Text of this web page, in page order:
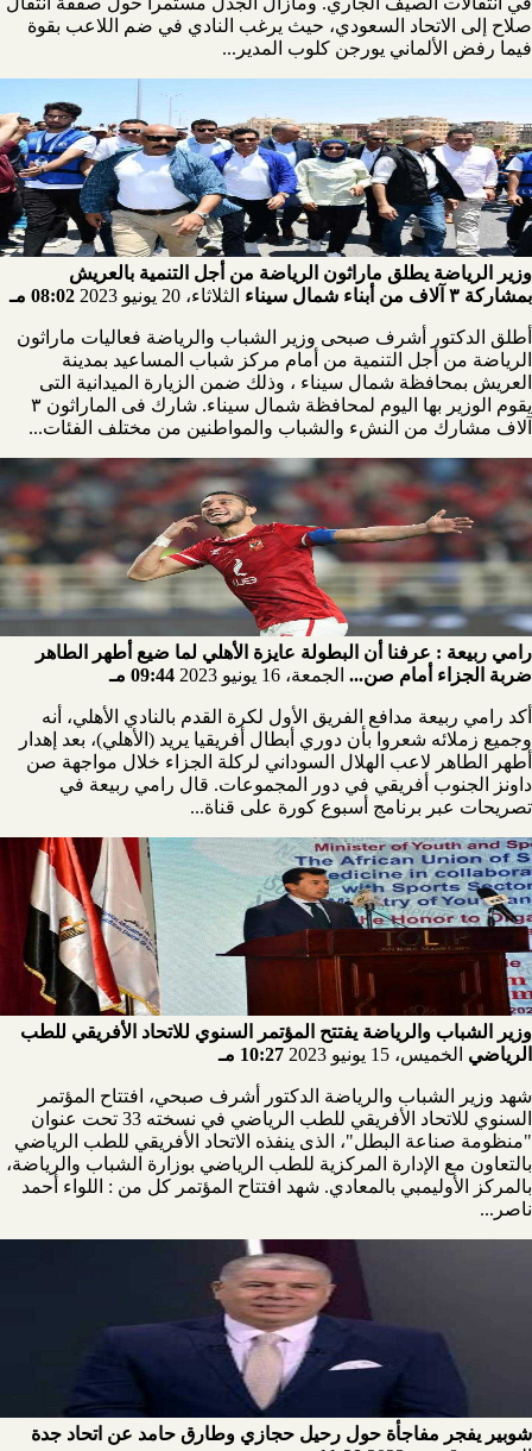
صلاح إلى الاتحاد السعودي، حيث يرغب النادي في ضم اللاعب بقوة
فيما رفض الألماني يورجن كلوب المدير...
وزير الرياضة يطلق ماراثون الرياضة من أجل التنمية بالعريش
بمشاركة ٣ آلاف من أبناء شمال سيناء
الثلاثاء، 20 يونيو 2023 08:02 مـ
أطلق الدكتور أشرف صبحى وزير الشباب والرياضة فعاليات ماراثون
الرياضة من أجل التنمية من أمام مركز شباب المساعيد بمدينة
العريش بمحافظة شمال سيناء ، وذلك ضمن الزيارة الميدانية التى
يقوم الوزير بها اليوم لمحافظة شمال سيناء. شارك فى الماراثون ٣
آلاف مشارك من النشء والشباب والمواطنين من مختلف الفئات...
رامي ربيعة : عرفنا أن البطولة عايزة الأهلي لما ضيع أطهر الطاهر
ضربة الجزاء أمام صن... الجمعة، 16 يونيو 2023 09:44 مـ
أكد رامي ربيعة مدافع الفريق الأول لكرة القدم بالنادي الأهلي، أنه
وجميع زملائه شعروا بأن دوري أبطال أفريقيا يريد (الأهلي)، بعد إهدار
أطهر الطاهر لاعب الهلال السوداني لركلة الجزاء خلال مواجهة صن
داونز الجنوب أفريقي في دور المجموعات. قال رامي ربيعة في
تصريحات عبر برنامج أسبوع كورة على قناة...
وزير الشباب والرياضة يفتتح المؤتمر السنوي للاتحاد الأفريقي للطب
الرياضي الخميس، 15 يونيو 2023 10:27 مـ
شهد وزير الشباب والرياضة الدكتور أشرف صبحي، افتتاح المؤتمر
السنوي للاتحاد الأفريقي للطب الرياضي في نسخته 33 تحت عنوان
"منظومة صناعة البطل"، الذى ينفذه الاتحاد الأفريقي للطب الرياضي
بالتعاون مع الإدارة المركزية للطب الرياضي بوزارة الشباب والرياضة،
بالمركز الأوليمبي بالمعادي. شهد افتتاح المؤتمر كل من : اللواء أحمد
ناصر...
شوبير يفجر مفاجأة حول رحيل حجازي وطارق حامد عن اتحاد جدة